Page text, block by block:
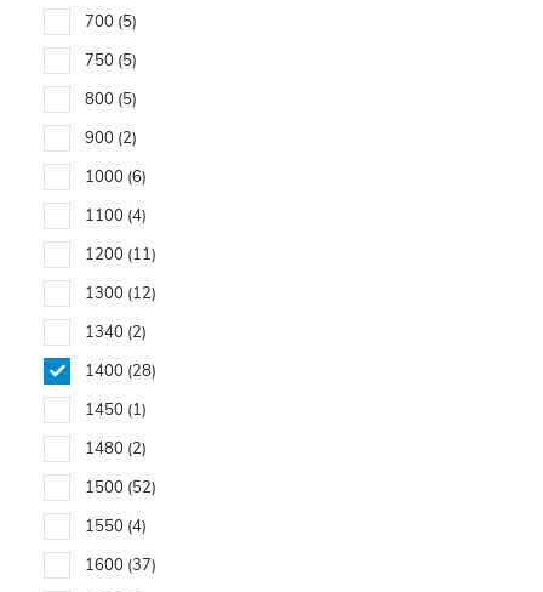
700 5
750 5
800 5
900 2
1000 6
1100 4
1200 11
1300 12
1340 2
1400 28
1450 1
1480 2
1500 52
1550 4
1600 37